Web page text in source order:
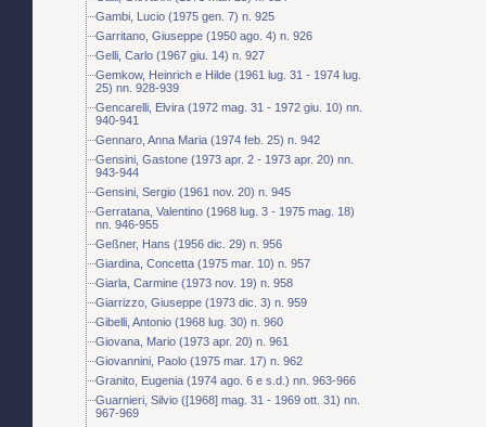
Gambi, Lucio (1975 gen. 7) n. 925
Garritano, Giuseppe (1950 ago. 4) n. 926
Gelli, Carlo (1967 giu. 14) n. 927
Gemkow, Heinrich e Hilde (1961 lug. 31 - 1974 lug.
25) nn. 928-939
Gencarelli, Elvira (1972 mag. 31 - 1972 giu. 10) nn.
940-941
Gennaro, Anna Maria (1974 feb. 25) n. 942
Gensini, Gastone (1973 apr. 2 - 1973 apr. 20) nn.
943-944
Gensini, Sergio (1961 nov. 20) n. 945
Gerratana, Valentino (1968 lug. 3 - 1975 mag. 18)
nn. 946-955
Geßner, Hans (1956 dic. 29) n. 956
Giardina, Concetta (1975 mar. 10) n. 957
Giarla, Carmine (1973 nov. 19) n. 958
Giarrizzo, Giuseppe (1973 dic. 3) n. 959
Gibelli, Antonio (1968 lug. 30) n. 960
Giovana, Mario (1973 apr. 20) n. 961
Giovannini, Paolo (1975 mar. 17) n. 962
Granito, Eugenia (1974 ago. 6 e s.d.) nn. 963-966
Guarnieri, Silvio ([1968] mag. 31 - 1969 ott. 31) nn.
967-969